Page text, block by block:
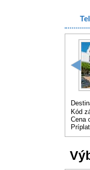
Kód
Cena